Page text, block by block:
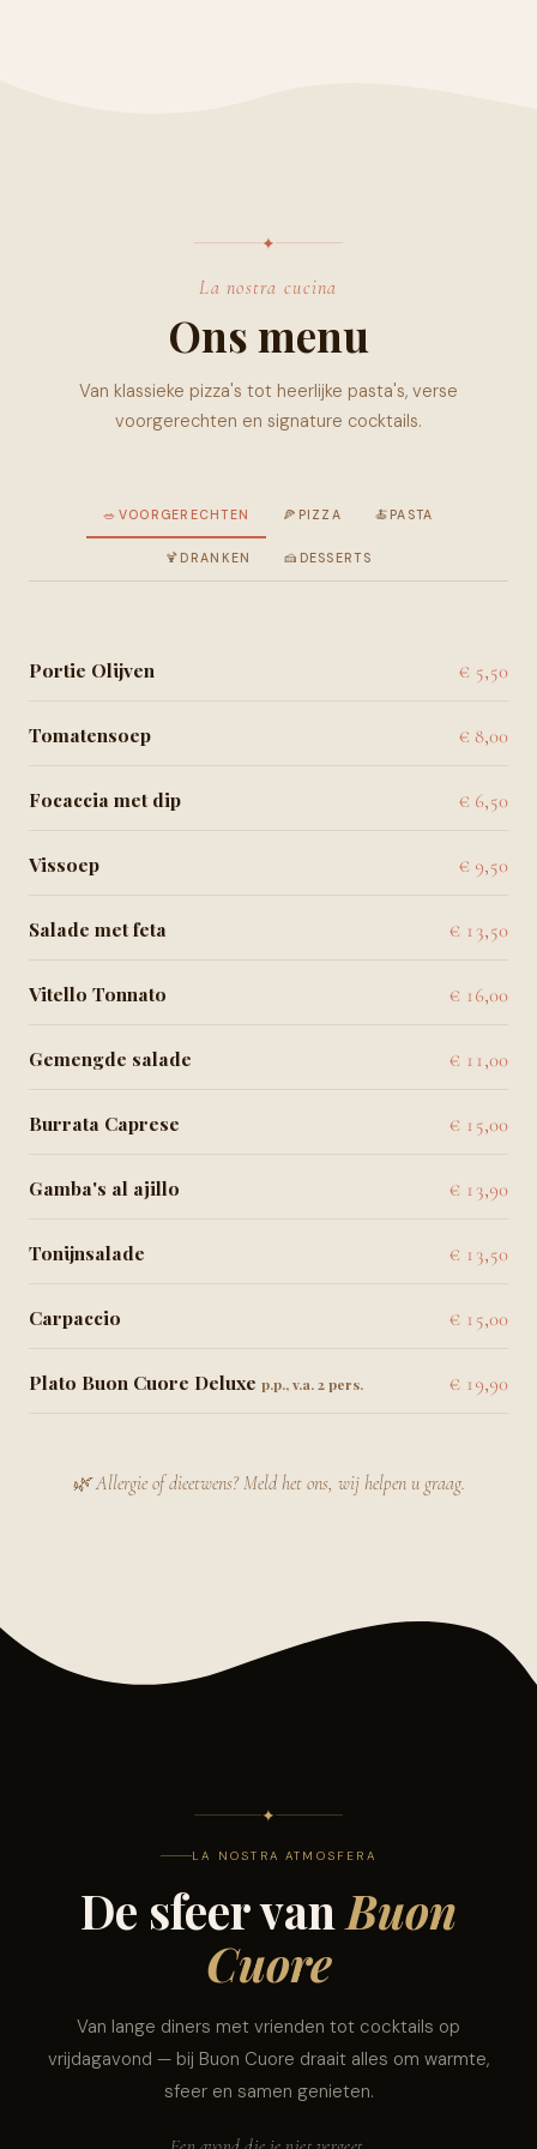
✦
La nostra cucina
Ons menu
Van klassieke pizza's tot heerlijke pasta's, verse
voorgerechten en signature cocktails.
🥗 VOORGERECHTEN 🍕 PIZZA 🍝 PASTA
🍹 DRANKEN 🍰 DESSERTS
Portie Olijven € 5,50
Tomatensoep € 8,00
Focaccia met dip € 6,50
Vissoep € 9,50
Salade met feta € 13,50
Vitello Tonnato € 16,00
Gemengde salade € 11,00
Burrata Caprese € 15,00
Gamba's al ajillo € 13,90
Tonijnsalade € 13,50
Carpaccio € 15,00
Plato Buon Cuore Deluxe p.p., v.a. 2 pers. € 19,90
🌿 Allergie of dieetwens? Meld het ons, wij helpen u graag.
✦
LA NOSTRA ATMOSFERA
De sfeer vanBuon
Cuore
Van lange diners met vrienden tot cocktails op
vrijdagavond — bij Buon Cuore draait alles om warmte,
sfeer en samen genieten.